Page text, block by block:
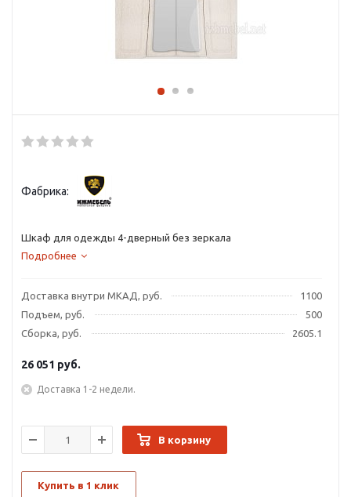
Фабрика:
Шкаф для одежды 4-дверный без зеркала
Подробнее
Доставка внутри МКАД, руб.
1100
Подъем, руб.
500
Сборка, руб.
2605.1
26 051 руб.
Доставка 1-2 недели.
В корзину
Купить в 1 клик